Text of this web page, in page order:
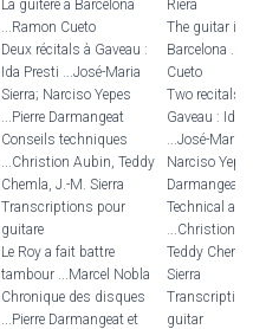
La guitere à Barcelona
...Ramon Cueto
Deux récitals à Gaveau :
Ida Presti ...José-Maria
Sierra; Narciso Yepes
...Pierre Darmangeat
Conseils techniques
...Christion Aubin, Teddy
Chemla, J.-M. Sierra
Transcriptions pour
guitare
Le Roy a fait battre
tambour ...Marcel Nobla
Chronique des disques
...Pierre Darmangeat et
Riera
The guitar in
Barcelona
Cueto
Two recitals
Gaveau : Ida
...José-Maria
Narciso
Darmangeat
Technical
...Christion
Teddy
Sierra
guitar